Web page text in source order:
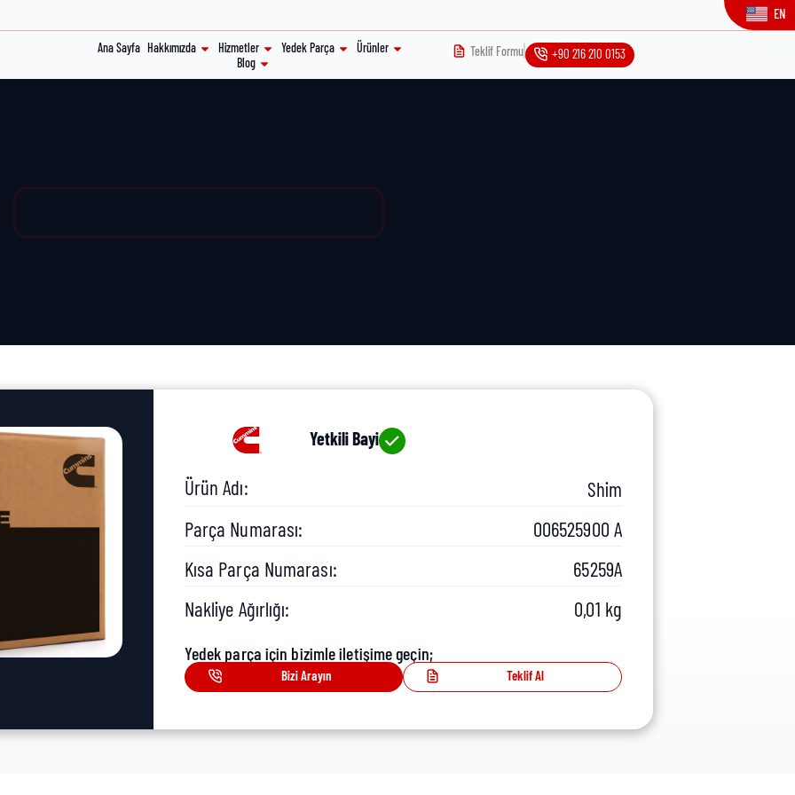
EN
Ana Sayfa Hakkımızda Hizmetler Yedek Parça
Ürünler
Blog
Teklif Formu +90 216 210 0153
Yetkili Bayi
Ürün Adı:
Shim
Parça Numarası:
006525900 A
Kısa Parça Numarası:
65259A
Nakliye Ağırlığı:
0,01 kg
Yedek parça için bizimle iletişime geçin;
Bizi Arayın Teklif Al